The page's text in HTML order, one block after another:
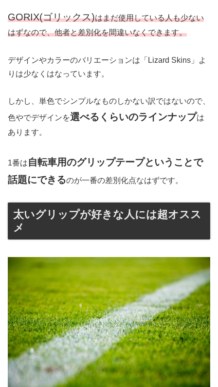
GORIX(ゴリックス)はまだ使用している人も少ない
はずなので、他者と差別化を間違いなくできます。
デザインやカラーのバリエーションは「Lizard Skins」よ
りは少なくはなっています。
しかし、単色でシンプルなものしかない訳ではないので、
色やでデザインを選べるくらいのラインナップは
あります。
1番は自転車用のグリップテープということで
話題にできるのが一番の差別化点なはずです。
太いグリップが好きな人には超オスス
メ